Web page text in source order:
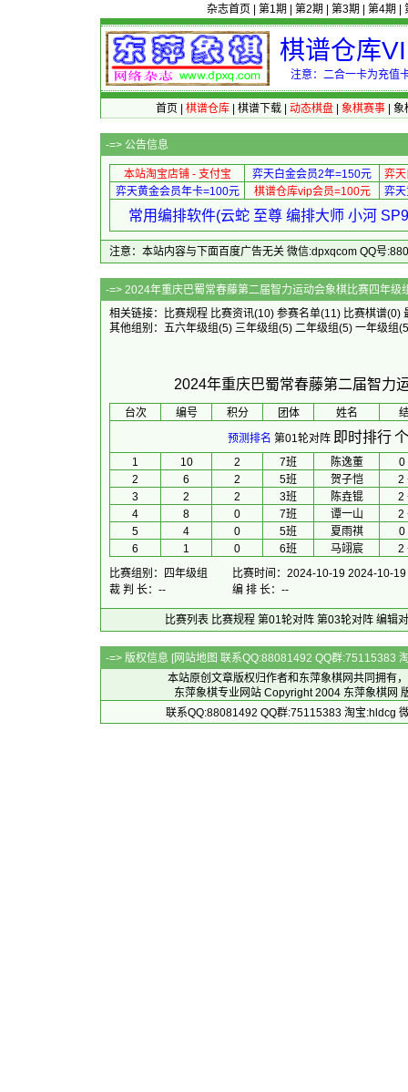
杂志首页 第1期 第2期 第3期 第4期
棋谱仓库
注意：二合一卡为充值
首页 棋谱仓库| 棋谱下载| 动态棋盘| 象棋赛事| 象
-=> 公告信息
本站淘宝店铺 - 支付宝 弈天白金会员2年=150元
弈
弈天黄金会员年卡=100元
棋谱仓库vip会员=100元 弈
常用编排软件(云蛇 至尊 编排大师 小河
注意：本站内容与下面百度广告无关 微信:dpxqcom QQ号
-=> 2024年重庆巴蜀常春藤第二届智力运动会象
相关链接：
比赛规程 比赛资讯(10) 参赛名单(11) 比赛棋谱(0)
其他组别： 五六年级组(5) 三年级组(5) 二年级组(5) 一年级组
2024年重庆巴蜀常春藤第二届智力
台次 编号 积分 团体 姓名
预测排名 第01轮对阵 即时排行
1 10 2 7班 陈逸董
0
2
6 2 5班 贺子恺
2
3
2 2 3班 陈垚锟
2
4
8 0 7班 谭一山
2
5
4 0 5班 夏雨祺
0
6
1 0 6班 马翊宸
2
比赛组别：四年级组
比赛时间：2024-10-19 2024-10-19
裁 判 长：--
编 排 长：--
比赛列表 比赛规程 第01轮对阵 第03轮对阵 编辑
-=> 版权信息 [网站地图 联系QQ:88081492 QQ群:75115383
本站原创文章版权归作者和 东萍象棋网共同拥有
东萍象棋专业网站 Copyright 2004 东萍象棋网
联系QQ:88081492 QQ群:75115383 淘宝:hldcg